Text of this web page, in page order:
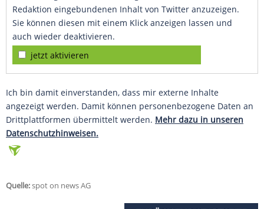
Redaktion eingebundenen Inhalt von Twitter anzuzeigen.
Sie können diesen mit einem Klick anzeigen lassen und
auch wieder deaktivieren.
jetzt aktivieren
Ich bin damit einverstanden, dass mir externe Inhalte
angezeigt werden. Damit können personenbezogene Daten an
Drittplattformen übermittelt werden. Mehr dazu in unseren
Datenschutzhinweisen.
Quelle:spot on news AG